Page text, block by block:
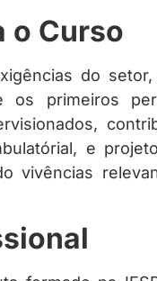
o Curso
do
os primeiros
e
vivências